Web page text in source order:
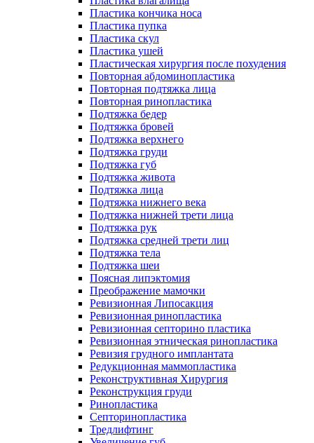
Пластика кончика носа
Пластика пупка
Пластика скул
Пластика ушей
Пластическая хирургия после похудения
Повторная абдоминопластика
Повторная подтяжка лица
Повторная ринопластика
Подтяжка бедер
Подтяжка бровей
Подтяжка верхнего
Подтяжка груди
Подтяжка губ
Подтяжка живота
Подтяжка лица
Подтяжка нижнего века
Подтяжка нижней трети лица
Подтяжка рук
Подтяжка средней трети лиц
Подтяжка тела
Подтяжка шеи
Поясная липэктомия
Преображение мамочки
Ревизионная Липосакция
Ревизионная ринопластика
Ревизионная септорино пластика
Ревизионная этническая ринопластика
Ревизия грудного имплантата
Редукционная маммопластика
Реконструктивная Хирургия
Реконструкция груди
Ринопластика
Септоринопластика
Тредлифтинг